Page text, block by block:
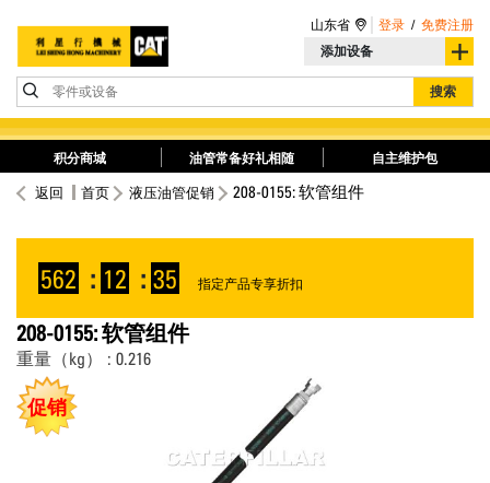
添加设备
零件或设备 搜索
山东省 登录 / 免费注册
积分商城 油管常备好礼相随 自主维护包
返回 首页 液压油管促销 208-0155: 软管组件
562 : 12 : 35 指定产品专享折扣
208-0155: 软管组件
重量（kg） : 0.216
促销